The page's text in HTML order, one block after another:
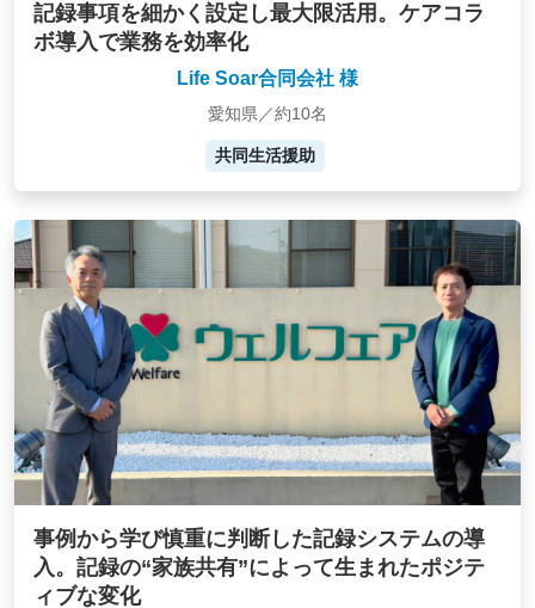
記録事項を細かく設定し最大限活用。ケアコラ
ボ導入で業務を効率化
Life Soar合同会社 様
愛知県／約10名
共同生活援助
事例から学び慎重に判断した記録システムの導
入。記録の“家族共有”によって生まれたポジテ
ィブな変化